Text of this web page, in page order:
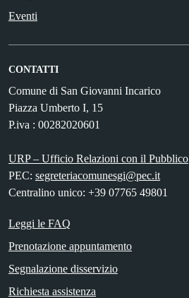
Eventi
CONTATTI
Comune di San Giovanni Incarico
Piazza Umberto I, 15
P.iva : 00282020601
URP – Ufficio Relazioni con il Pubblico
PEC: segreteriacomunesgi@pec.it
Centralino unico: +39 07765 49801
Leggi le FAQ
Prenotazione appuntamento
Segnalazione disservizio
Richiesta assistenza